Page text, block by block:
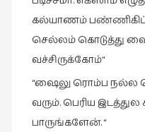
கல்யாணம்
செல்லம் கொடுத்து
வச்சிருக்கோம்“
“ஷைலு ரொம்ப
வரும். பெரிய
பாருங்களேன். “